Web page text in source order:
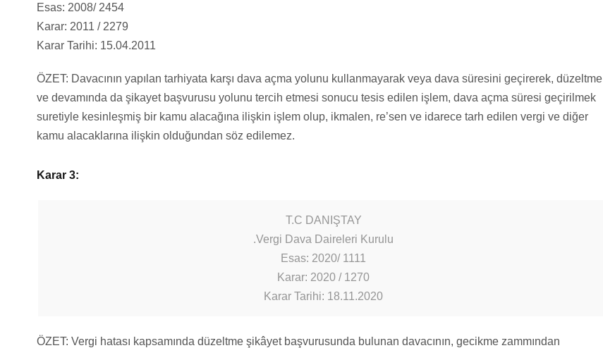
Esas: 2008/ 2454
Karar: 2011 / 2279
Karar Tarihi: 15.04.2011
ÖZET: Davacının yapılan tarhiyata karşı dava açma yolunu kullanmayarak veya dava süresini geçirerek, düzeltme
ve devamında da şikayet başvurusu yolunu tercih etmesi sonucu tesis edilen işlem, dava açma süresi geçirilmek
suretiyle kesinleşmiş bir kamu alacağına ilişkin işlem olup, ikmalen, re’sen ve idarece tarh edilen vergi ve diğer
kamu alacaklarına ilişkin olduğundan söz edilemez.
Karar 3:
T.C DANIŞTAY
.Vergi Dava Daireleri Kurulu
Esas: 2020/ 1111
Karar: 2020 / 1270
Karar Tarihi: 18.11.2020
ÖZET: Vergi hatası kapsamında düzeltme şikâyet başvurusunda bulunan davacının, gecikme zammından